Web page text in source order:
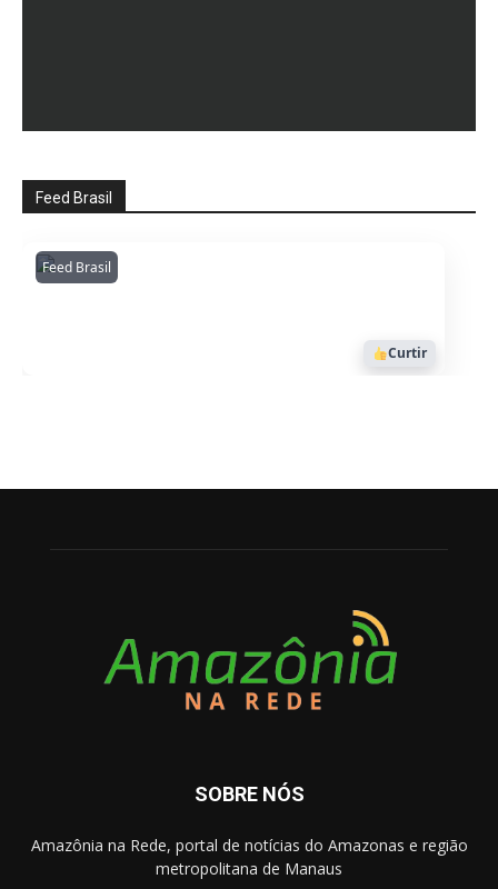
Feed Brasil
Feed BrasilAmazonianarede
1053
Curtir
SOBRE NÓS
Amazônia na Rede, portal de notícias do Amazonas e região
metropolitana de Manaus